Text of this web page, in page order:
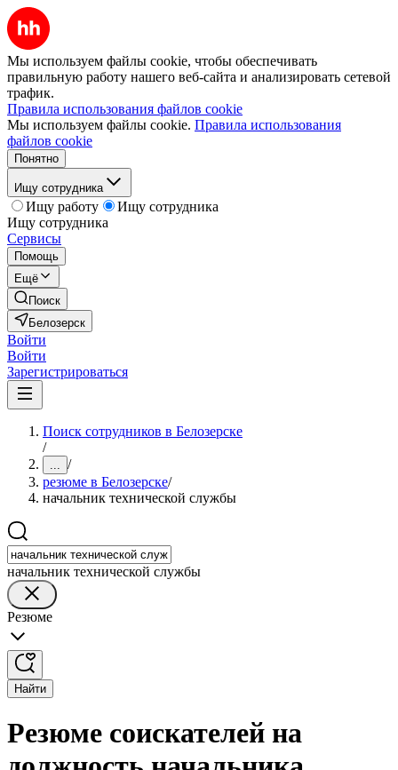
Мы используем файлы cookie, чтобы обеспечивать
правильную работу нашего веб-сайта и анализировать сетевой
трафик.
Правила использования файлов cookie
Мы используем файлы cookie. Правила использования
файлов cookie
Понятно
Ищу сотрудника
Ищу работу
Ищу сотрудника
Ищу сотрудника
Сервисы
Помощь
Ещё
Поиск
Белозерск
Войти
Войти
Зарегистрироваться
Поиск сотрудников в Белозерске
/
... /
резюме в Белозерске/
начальник технической службы
начальник технической службы
Резюме
Найти
Резюме соискателей на